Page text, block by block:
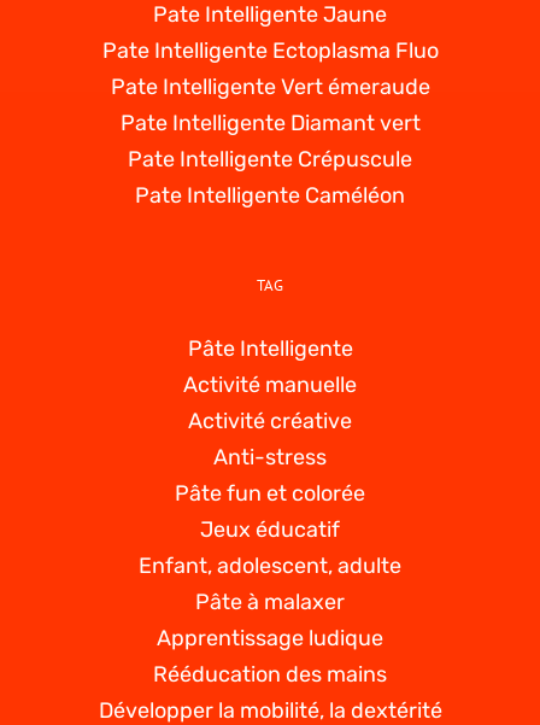
Pate Intelligente Jaune
Pate Intelligente Ectoplasma Fluo
Pate Intelligente Vert émeraude
Pate Intelligente Diamant vert
Pate Intelligente Crépuscule
Pate Intelligente Caméléon
TAG
Pâte Intelligente
Activité manuelle
Activité créative
Anti-stress
Pâte fun et colorée
Jeux éducatif
Enfant, adolescent, adulte
Pâte à malaxer
Apprentissage ludique
Rééducation des mains
Développer la mobilité, la dextérité